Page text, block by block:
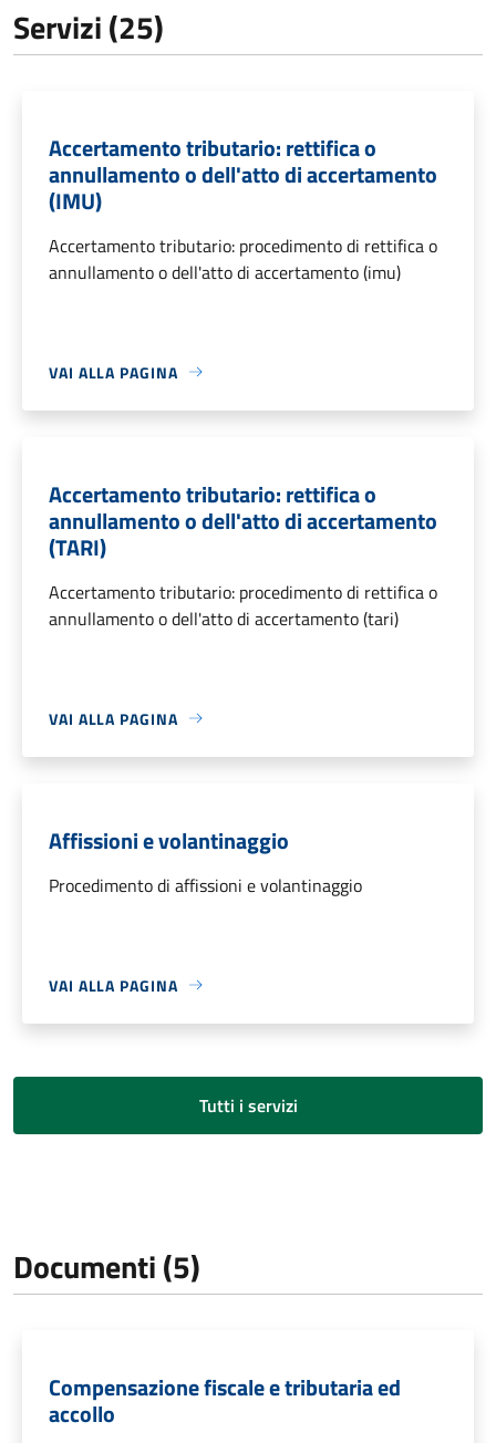
Servizi (25)
Accertamento tributario: rettifica o
annullamento o dell'atto di accertamento
(IMU)
Accertamento tributario: procedimento di rettifica o
annullamento o dell'atto di accertamento (imu)
VAI ALLA PAGINA
Accertamento tributario: rettifica o
annullamento o dell'atto di accertamento
(TARI)
Accertamento tributario: procedimento di rettifica o
annullamento o dell'atto di accertamento (tari)
VAI ALLA PAGINA
Affissioni e volantinaggio
Procedimento di affissioni e volantinaggio
VAI ALLA PAGINA
Tutti i servizi
Documenti (5)
Compensazione fiscale e tributaria ed
accollo